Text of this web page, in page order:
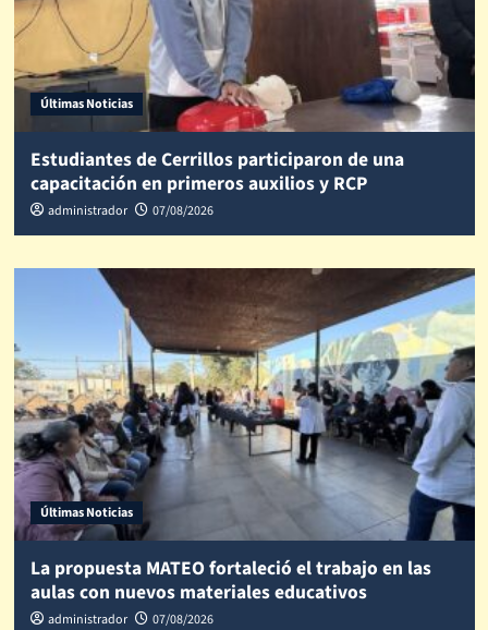
Últimas Noticias
Estudiantes de Cerrillos participaron de una
capacitación en primeros auxilios y RCP
administrador 07/08/2026
Últimas Noticias
La propuesta MATEO fortaleció el trabajo en las
aulas con nuevos materiales educativos
administrador 07/08/2026